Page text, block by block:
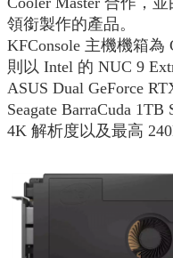
領銜製作的產品。
KFConsole 主機機箱為
則以 Intel 的 NUC 9
ASUS Dual GeForce
Seagate BarraCuda
4K 解析度以及最高